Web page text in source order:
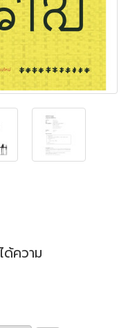
ด้ความ